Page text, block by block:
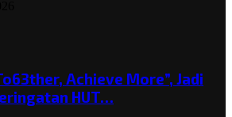
Achieve More”, Jadi
HUT…